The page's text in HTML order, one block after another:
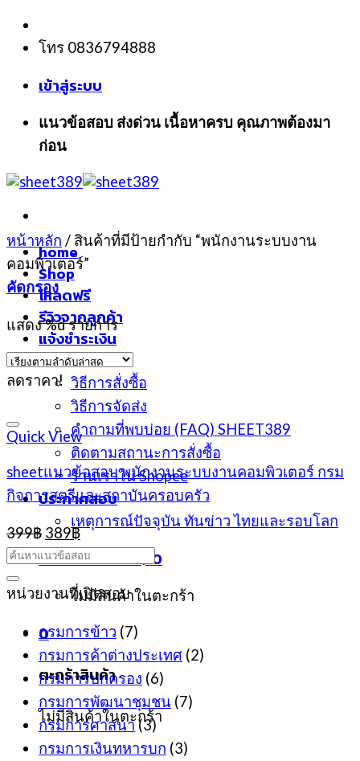
Skip
content
โทร 0836794888
เข้าสู่ระบบ
แนวข้อสอบ ส่งด่วน เนื้อหาครบ คุณภาพต้องมา
ก่อน
home
Shop
โหลดฟรี
รีวิวจากลูกค้า
แจ้งชำระเงิน
About
วิธีการสั่งซื้อ
วิธีการจัดส่ง
คำถามที่พบบ่อย (FAQ) SHEET389
ติดตามสถานะการสั่งซื้อ
ร้านเราใน Shopee
ประกาศสอบ
เหตุการณ์ปัจจุบัน ทันข่าว ไทยและรอบโลก
ตะกร้าสินค้า /0฿0
ไม่มีสินค้าในตะกร้า
0
ตะกร้าสินค้า
ไม่มีสินค้าในตะกร้า
หน้าหลัก / สินค้าที่มีป้ายกำกับ “พนักงานระบบงาน
คอมพิวเตอร์”
คัดกรอง
แสดง %d รายการ
ลดราคา!
Quick View
sheetแนวข้อสอบ พนักงานระบบงานคอมพิวเตอร์ กรม
กิจการสตรีและสถาบันครอบครัว
399฿ Original
price
was:
399฿.
389฿Current
price
is:
389฿.
หน่วยงานที่เปิดสอบ
กรมการข้าว (7)
กรมการค้าต่างประเทศ (2)
กรมการปกครอง (6)
กรมการพัฒนาชุมชน (7)
กรมการศาสนา(3)
กรมการเงินทหารบก (3)